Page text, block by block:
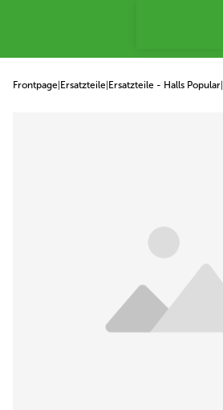
Frontpage Ersatzteile Ersatzteile - Halls Popular